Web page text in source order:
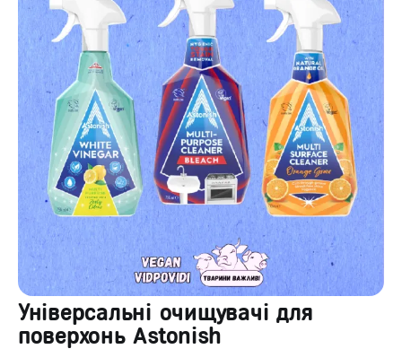
Універсальні очищувачі для
поверхонь Astonish